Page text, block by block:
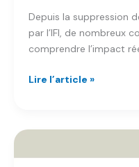
Depuis la suppression
par l’IFI, de nombreux
comprendre l’impact
Calculette
ancien
Lire l’article »